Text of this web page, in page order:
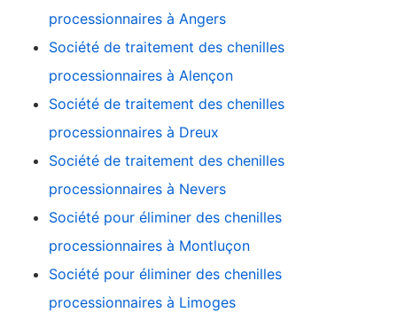
processionnaires à Angers
Société de traitement des chenilles
processionnaires à Alençon
Société de traitement des chenilles
processionnaires à Dreux
Société de traitement des chenilles
processionnaires à Nevers
Société pour éliminer des chenilles
processionnaires à Montluçon
Société pour éliminer des chenilles
processionnaires à Limoges